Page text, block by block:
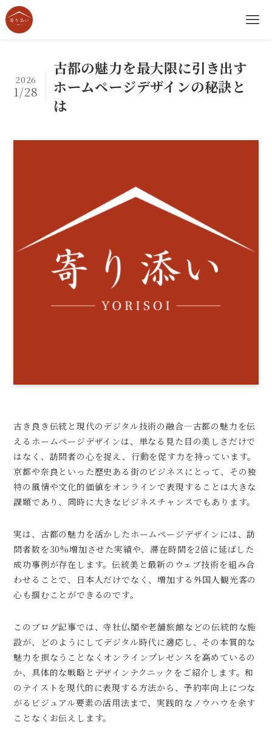
古都の魅力を最大限に引き出す
ホームページデザインの秘訣と
は
2026
1/28
古き良き伝統と現代のデジタル技術の融合—古都の魅力を伝
えるホームページデザインは、単なる見た目の美しさだけで
はなく、訪問者の心を捉え、行動を促す力を持っています。
京都や奈良といった歴史ある街のビジネスにとって、その独
特の風情や文化的価値をオンラインで表現することは大きな
課題であり、同時に大きなビジネスチャンスでもあります。
実は、古都の魅力を活かしたホームページデザインには、訪
問者数を30%増加させた実績や、滞在時間を2倍に延ばした
成功事例が存在します。伝統美と最新のウェブ技術を組み合
わせることで、日本人だけでなく、増加する外国人観光客の
心も掴むことができるのです。
このブログ記事では、寺社仏閣や老舗旅館などの伝統的な施
設が、どのようにしてデジタル時代に適応し、その本質的な
魅力を損なうことなくオンラインプレゼンスを高めているの
か、具体的な戦略とデザインテクニックをご紹介します。和
のテイストを現代的に表現する方法から、予約率向上につな
がるビジュアル要素の活用法まで、実践的なノウハウを余す
ことなくお伝えします。